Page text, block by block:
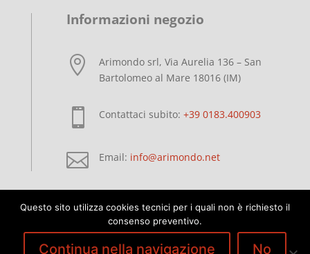
Informazioni negozio

Arimondo srl, Via Aurelia 136 – San
Bartolomeo al Mare 18016 (IM)
 Contattaci subito: +39 0183.400903
 Email: info@arimondo.net
Questo sito utilizza cookies tecnici per i quali non è richiesto il
consenso preventivo.
Continua nella navigazione No